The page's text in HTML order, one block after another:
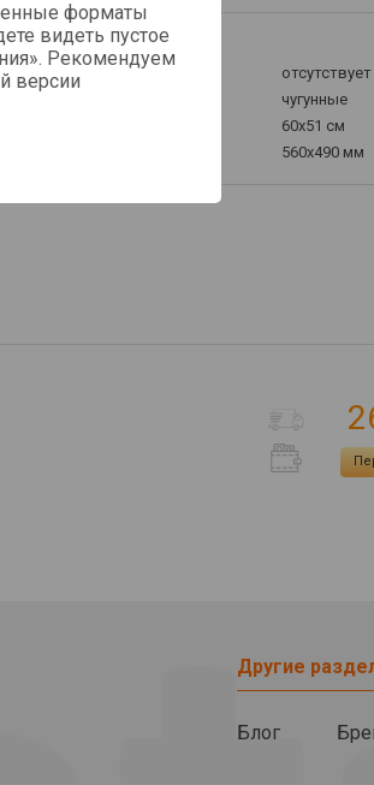
форматы
видеть пустое
Рекомендуем
версии
характеристики
отсутствует
чугунные
60x51 см
560x490 мм
Другие
Блог